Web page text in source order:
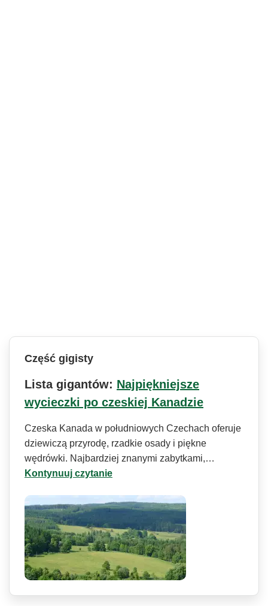
Część gigisty
Lista gigantów: Najpiękniejsze
wycieczki po czeskiej Kanadzie
Czeska Kanada w południowych Czechach oferuje
dziewiczą przyrodę, rzadkie osady i piękne
wędrówki. Najbardziej znanymi zabytkami,…
Kontynuuj czytanie